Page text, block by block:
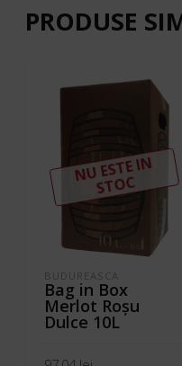
PRODUSE
N
U ESTE I
N
ST
OC
BUDUREASCA
Bag in Box
Merlot Roşu
Dulce 10L